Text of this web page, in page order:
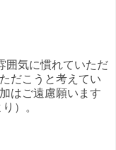
囲気に慣れていただ
だこうと考えてい
はご遠慮願います
）。